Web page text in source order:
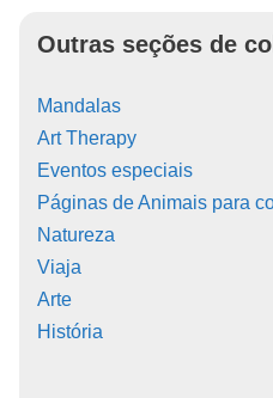
Outras seções de
Mandalas
Art Therapy
Eventos especiais
Páginas de Animais para
Natureza
Viaja
Arte
História